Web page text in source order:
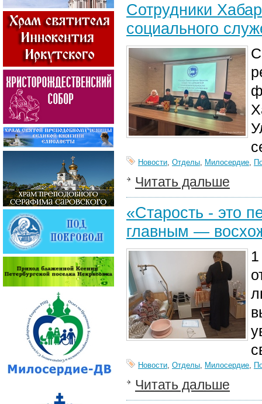
Сотрудники
социального
Новости, Отделы, Милосердие,
Читать дальше
«Старость - это
главным —
Новости, Отделы, Милосердие,
Читать дальше